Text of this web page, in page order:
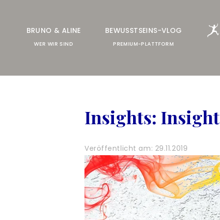
BRUNO & ALINE
WER WIR SIND
BEWUSSTSEINS-VLOG
PREMIUM-PLATTFORM
A
HILFE & SUPPORT
LIVE-TRAINING
ALLE ANGEBOTE
COMMUNITY
ANMELDEN
Insights:
Veröffentlicht am: 29.11.2019
h
t
t
p
s